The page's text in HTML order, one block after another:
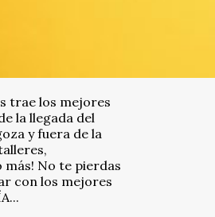
trae los mejores
la llegada del
y fuera de la
más! No te pierdas
con los mejores